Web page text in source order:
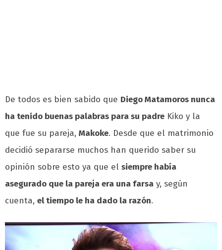
De todos es bien sabido que Diego Matamoros nunca
ha tenido buenas palabras para su padre Kiko y la
que fue su pareja, Makoke. Desde que el matrimonio
decidió separarse muchos han querido saber su
opinión sobre esto ya que el siempre había
asegurado que la pareja era una farsa y, según
cuenta, el tiempo le ha dado la razón.